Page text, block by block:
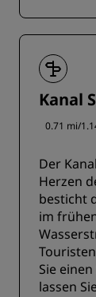
Kanal
0.71 mi/
Der
Herzen
besticht
im
Sie
lassen